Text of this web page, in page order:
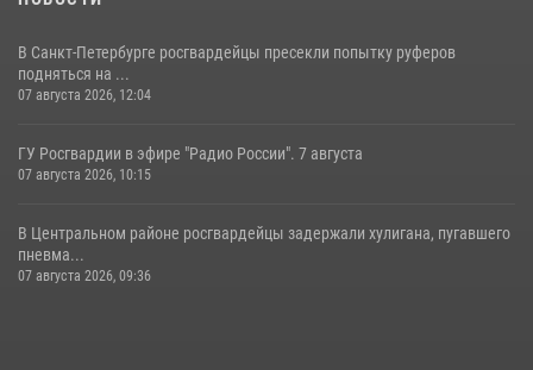
В Санкт-Петербурге росгвардейцы пресекли попытку руферов
подняться на ...
07 августа 2026, 12:04
ГУ Росгвардии в эфире "Радио России". 7 августа
07 августа 2026, 10:15
В Центральном районе росгвардейцы задержали хулигана, пугавшего
пневма...
07 августа 2026, 09:36